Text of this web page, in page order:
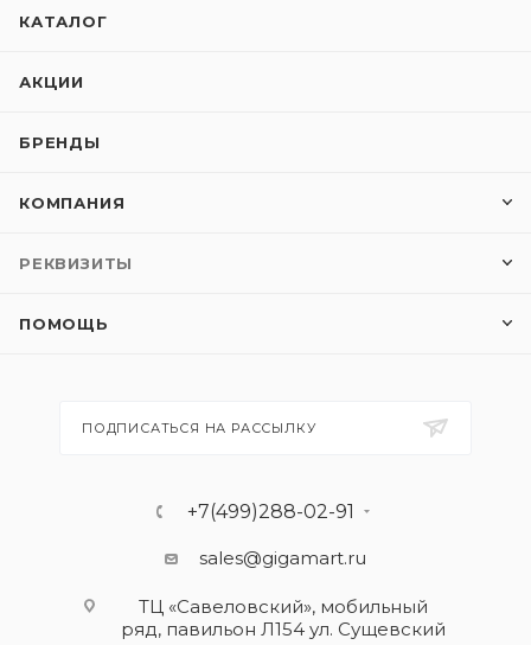
КАТАЛОГ
АКЦИИ
БРЕНДЫ
КОМПАНИЯ
РЕКВИЗИТЫ
ПОМОЩЬ
ПОДПИСАТЬСЯ НА РАССЫЛКУ
+7(499)288-02-91
sales@gigamart.ru
ТЦ «Савеловский», мобильный
ряд, павильон Л154 ул. Сущевский